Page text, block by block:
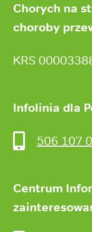
Chorych na
choroby
KRS
Infolinia dla
506 107
Centrum